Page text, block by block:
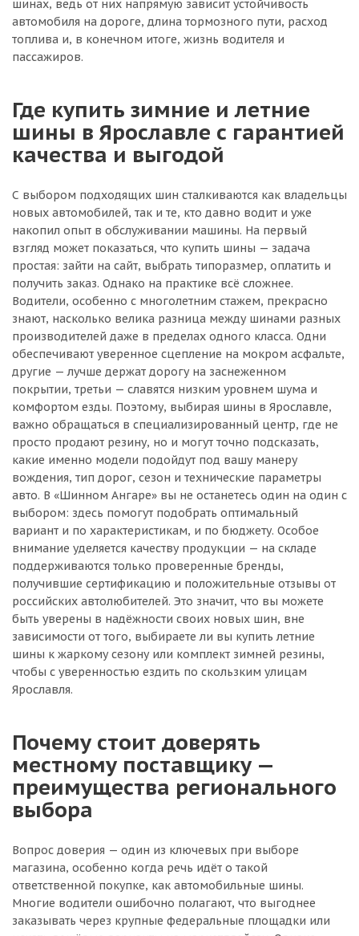
шинах, ведь от них напрямую зависит устойчивость
автомобиля на дороге, длина тормозного пути, расход
топлива и, в конечном итоге, жизнь водителя и
пассажиров.
Где купить зимние и летние
шины в Ярославле с гарантией
качества и выгодой
С выбором подходящих шин сталкиваются как владельцы
новых автомобилей, так и те, кто давно водит и уже
накопил опыт в обслуживании машины. На первый
взгляд может показаться, что купить шины — задача
простая: зайти на сайт, выбрать типоразмер, оплатить и
получить заказ. Однако на практике всё сложнее.
Водители, особенно с многолетним стажем, прекрасно
знают, насколько велика разница между шинами разных
производителей даже в пределах одного класса. Одни
обеспечивают уверенное сцепление на мокром асфальте,
другие — лучше держат дорогу на заснеженном
покрытии, третьи — славятся низким уровнем шума и
комфортом езды. Поэтому, выбирая шины в Ярославле,
важно обращаться в специализированный центр, где не
просто продают резину, но и могут точно подсказать,
какие именно модели подойдут под вашу манеру
вождения, тип дорог, сезон и технические параметры
авто. В «Шинном Ангаре» вы не останетесь один на один с
выбором: здесь помогут подобрать оптимальный
вариант и по характеристикам, и по бюджету. Особое
внимание уделяется качеству продукции — на складе
поддерживаются только проверенные бренды,
получившие сертификацию и положительные отзывы от
российских автолюбителей. Это значит, что вы можете
быть уверены в надёжности своих новых шин, вне
зависимости от того, выбираете ли вы купить летние
шины к жаркому сезону или комплект зимней резины,
чтобы с уверенностью ездить по скользким улицам
Ярославля.
Почему стоит доверять
местному поставщику —
преимущества регионального
выбора
Вопрос доверия — один из ключевых при выборе
магазина, особенно когда речь идёт о такой
ответственной покупке, как автомобильные шины.
Многие водители ошибочно полагают, что выгоднее
заказывать через крупные федеральные площадки или